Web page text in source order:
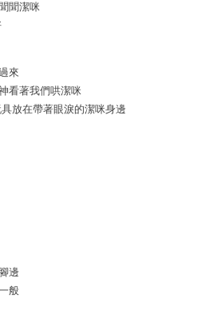
聞潔咪
來
看著我們哄潔咪
放在帶著眼淚的潔咪身邊
邊
般